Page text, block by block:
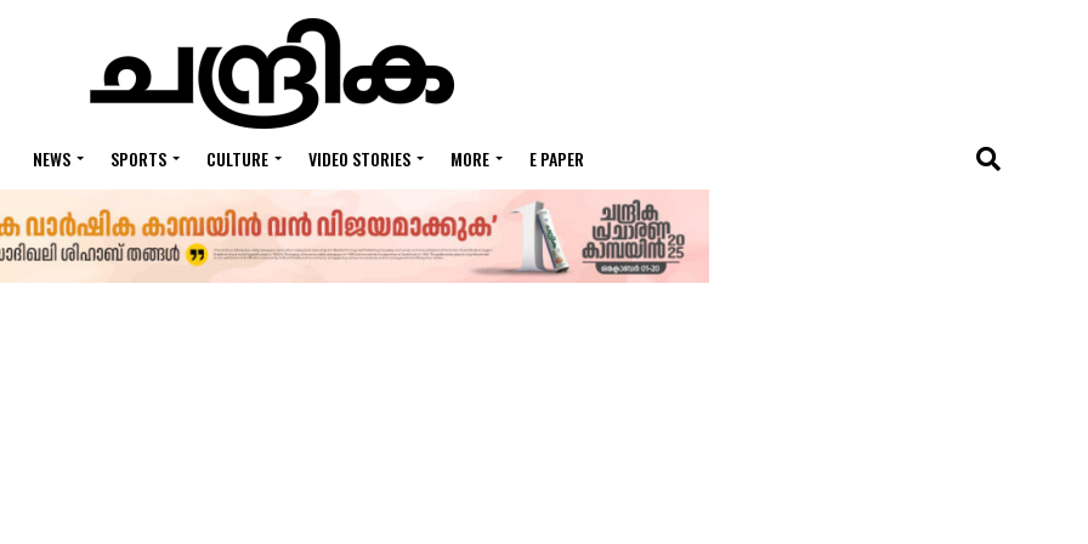
NEWS SPORTS CULTURE VIDEO STORIES MORE E PAPER